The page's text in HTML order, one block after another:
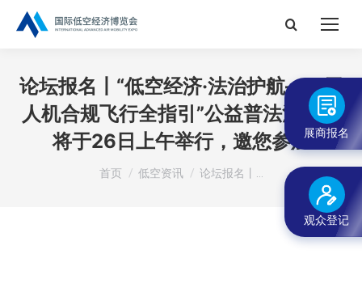
搜
论坛报名丨“低空经济·法治护航——无
人机合规飞行全指引”公益普法活动，
将于26日上午举行，邀您参加
您在这里：
首页 低空资讯 论坛报名丨…
展商报名
观众登记